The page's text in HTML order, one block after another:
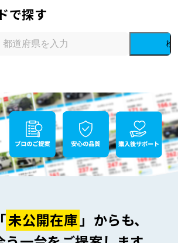
で探す
検
未公開在庫」からも、